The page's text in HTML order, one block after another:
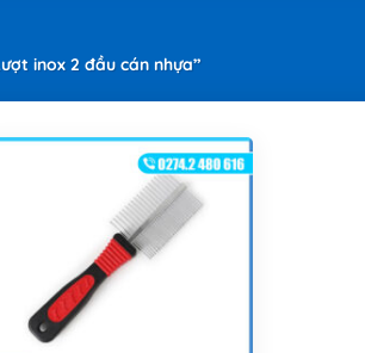
inox 2 đầu cán nhựa”